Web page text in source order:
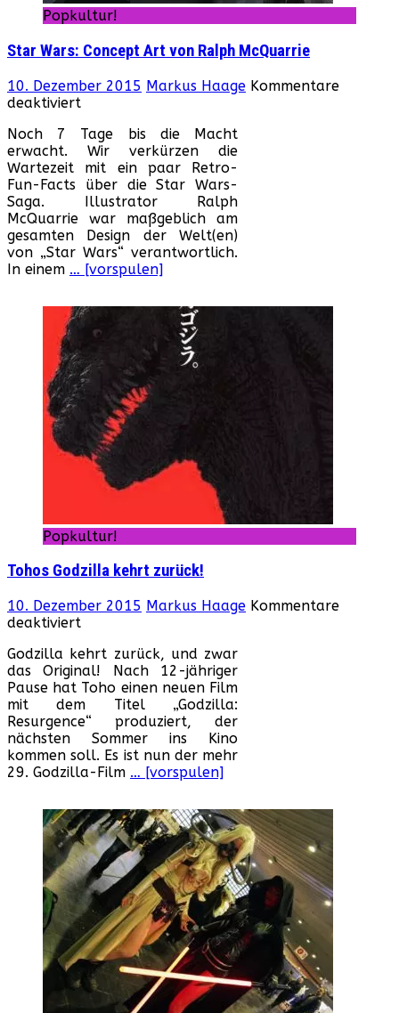
Popkultur!
Star Wars: Concept Art von Ralph McQuarrie
10. Dezember 2015 Markus Haage Kommentare
deaktiviert
Wars:
Concept
Art
von
Ralph
McQuarrie
Noch 7 Tage bis die Macht
erwacht. Wir verkürzen die
Wartezeit mit ein paar Retro-
Fun-Facts über die Star Wars-
Saga. Illustrator Ralph
McQuarrie war maßgeblich am
gesamten Design der Welt(en)
von „Star Wars“ verantwortlich.
In einem … [vorspulen]
Popkultur!
Tohos Godzilla kehrt zurück!
10. Dezember 2015 Markus Haage Kommentare
deaktiviertfür
Godzilla
kehrt
zurück!
Godzilla kehrt zurück, und zwar
das Original! Nach 12-jähriger
Pause hat Toho einen neuen Film
mit dem Titel „Godzilla:
Resurgence“ produziert, der
nächsten Sommer ins Kino
kommen soll. Es ist nun der mehr
29. Godzilla-Film … [vorspulen]